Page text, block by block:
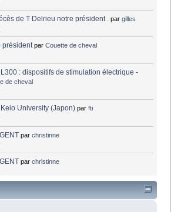
de T Delrieu notre président . pargilles
président parCouette de cheval
: dispositifs de stimulation électrique -
de cheval
University (Japon) parfti
parchristinne
parchristinne